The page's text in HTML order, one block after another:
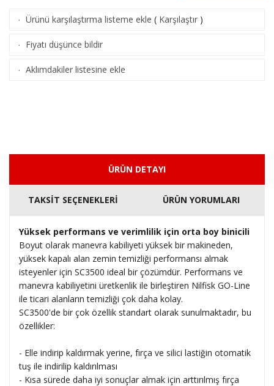
· Ürünü karşılaştırma listeme ekle ( Karşılaştır )
· Fiyatı düşünce bildir
· Aklımdakiler listesine ekle
ÜRÜN DETAYI
TAKSİT SEÇENEKLERİ ÜRÜN YORUMLARI
Yüksek performans ve verimlilik için orta boy binicili
Boyut olarak manevra kabiliyeti yüksek bir makineden,
yüksek kapalı alan zemin temizliği performansı almak
isteyenler için SC3500 ideal bir çözümdür. Performans ve
manevra kabiliyetini üretkenlik ile birleştiren Nilfisk GO-Line
ile ticari alanların temizliği çok daha kolay.
SC3500'de bir çok özellik standart olarak sunulmaktadır, bu
özellikler:
- Elle indirip kaldırmak yerine, fırça ve silici lastiğin otomatik
tuş ile indirilip kaldırılması
- Kısa sürede daha iyi sonuçlar almak için arttırılmış fırça